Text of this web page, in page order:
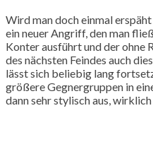
Wird man doch einmal
ein neuer Angriff, den man
Konter ausführt und der ohne
des nächsten Feindes auch
lässt sich beliebig lang
größere Gegnergruppen in
dann sehr stylisch aus,